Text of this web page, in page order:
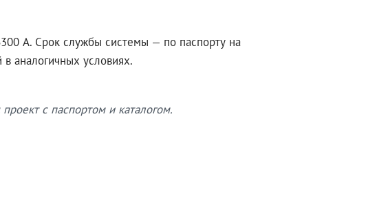
А. Срок службы системы — по паспорту на
аналогичных условиях.
с паспортом и каталогом.